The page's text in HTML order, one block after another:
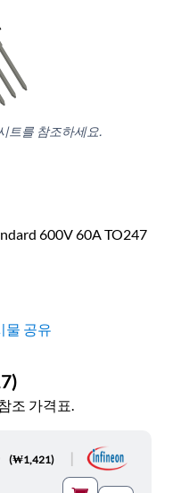
트를 참조하세요.
600V 60A TO247
물 공유
)
조 가격표.
(₩1,421)